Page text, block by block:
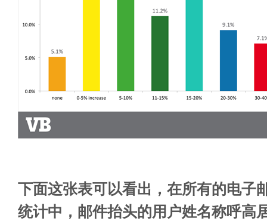
下面这张表可以看出，在所有的电子
统计中，邮件抬头的用户姓名称呼高